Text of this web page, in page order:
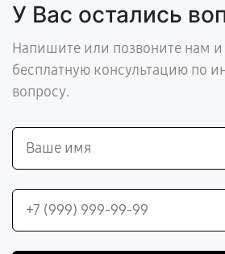
У Вас остались
Напишите или позвоните нам и
бесплатную консультацию по
вопросу.